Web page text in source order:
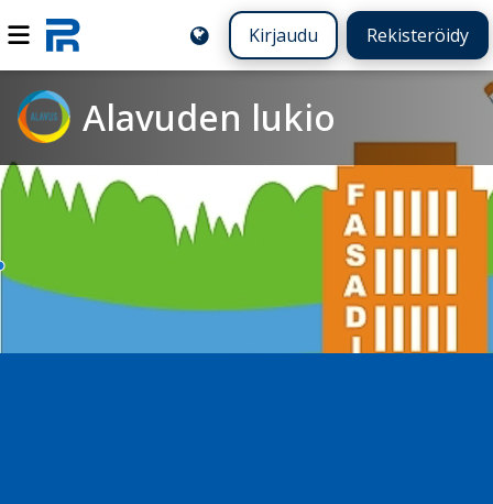
Kirjaudu Rekisteröidy
Alavuden lukio